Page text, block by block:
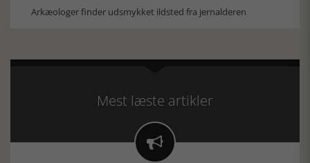
Arkæologer finder udsmykket ildsted fra jernalderen
Mest læste artikler
